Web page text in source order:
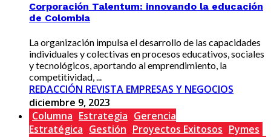
Corporación Talentum: innovando la educación
de Colombia
La organización impulsa el desarrollo de las capacidades
individuales y colectivas en procesos educativos, sociales
y tecnológicos, aportando al emprendimiento, la
competitividad, ...
REDACCIÓN REVISTA EMPRESAS Y NEGOCIOS
diciembre 9, 2023
Columna Estrategia Gerencia
Estratégica Gestión Proyectos Exitosos Pymes